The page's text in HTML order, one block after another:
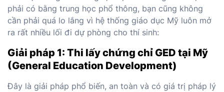
phải có bằng trung học phổ thông, bạn cũng không
cần phải quá lo lắng vì hệ thống giáo dục Mỹ luôn mở
ra rất nhiều lối đi dự phòng cho thí sinh:
Giải pháp 1: Thi lấy chứng chỉ GED tại Mỹ
(General Education Development)
Đây là giải pháp phổ biến, an toàn và có giá trị pháp lý